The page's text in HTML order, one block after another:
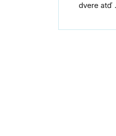
dvere atď